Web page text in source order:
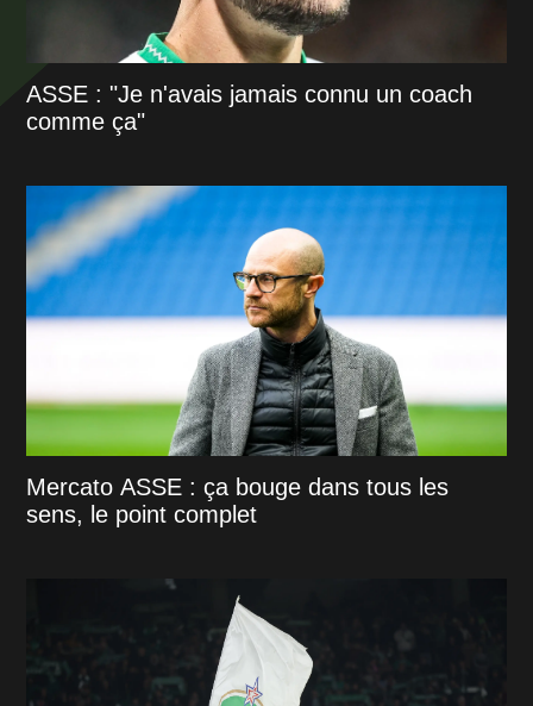
ASSE : "Je n'avais jamais connu un coach
comme ça"
Mercato ASSE : ça bouge dans tous les
sens, le point complet